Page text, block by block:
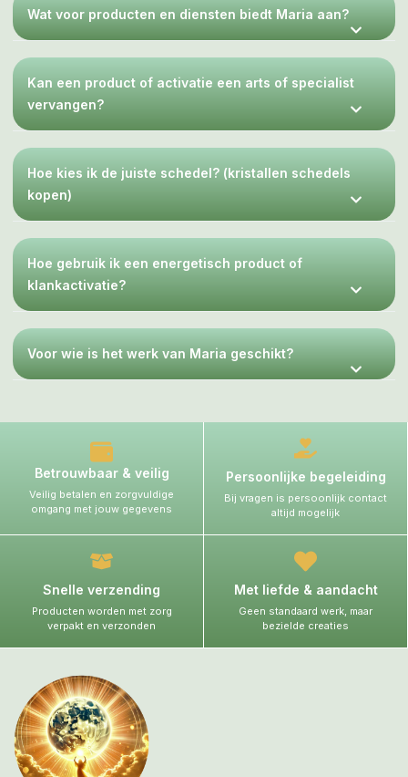
Wat voor producten en diensten biedt Maria aan?
Kan een product of activatie een arts of specialist
vervangen?
Hoe kies ik de juiste schedel? (kristallen schedels
kopen)
Hoe gebruik ik een energetisch product of
klankactivatie?
Voor wie is het werk van Maria geschikt?
Betrouwbaar & veilig
Veilig betalen en zorgvuldige
omgang met jouw gegevens
Persoonlijke begeleiding
Bij vragen is persoonlijk contact
altijd mogelijk
Snelle verzending
Producten worden met zorg
verpakt en verzonden
Met liefde & aandacht
Geen standaard werk, maar
bezielde creaties